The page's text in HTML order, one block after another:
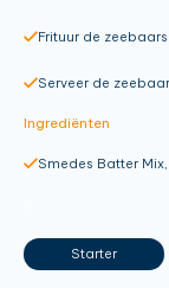
Frituur de
Serveer de
Ingrediënten
Smedes Batter
Starter